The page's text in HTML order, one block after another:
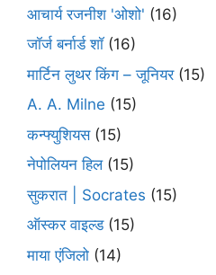
आचार्य रजनीश 'ओशो' (16)
जॉर्ज बर्नार्ड शॉ(16)
मार्टिन लुथर किंग – जूनियर(15)
A. A. Milne (15)
कन्फ्युशियस(15)
नेपोलियन हिल(15)
सुकरात | Socrates (15)
ऑस्कर वाइल्ड(15)
माया एंजिलो (14)